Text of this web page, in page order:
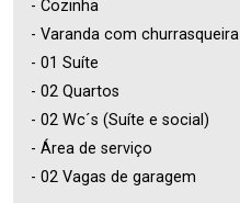
- Cozinha
- Varanda com churrasqueira
- 01 Suíte
- 02 Quartos
- 02 Wc´s (Suíte e social)
- Área de serviço
- 02 Vagas de garagem